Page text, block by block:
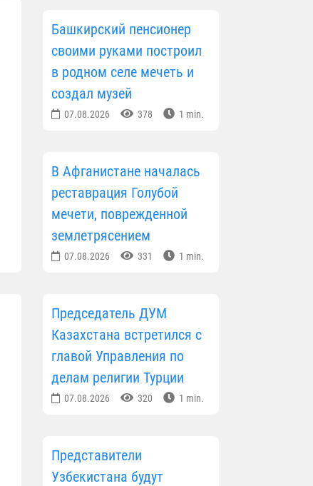
Башкирский пенсионер
своими руками построил
в родном селе мечеть и
создал музей
07.08.2026 378 1 min.
В Афганистане началась
реставрация Голубой
мечети, поврежденной
землетрясением
07.08.2026 331 1 min.
Председатель ДУМ
Казахстана встретился с
главой Управления по
делам религии Турции
07.08.2026 320 1 min.
Представители
Узбекистана будут